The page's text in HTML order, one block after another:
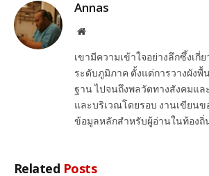
Annas
Website
เขามีความเข้าใจอย่างลึกซึ้งเกี่
ระดับภูมิภาค ตั้งแต่การวางผัง
ฐาน ไปจนถึงพลวัตทางสังคมแล
และบริเวณโดยรอบ งานเขียนข
ข้อมูลหลักสำหรับผู้อ่านในท้องถิ่
Related Posts